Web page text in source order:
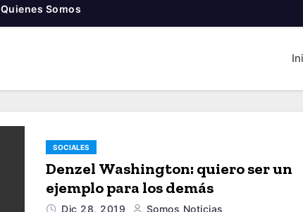
Quienes Somos
SOCIALES
Denzel Washington: quiero ser un
ejemplo para los demás
Dic 28, 2019 Somos Noticias